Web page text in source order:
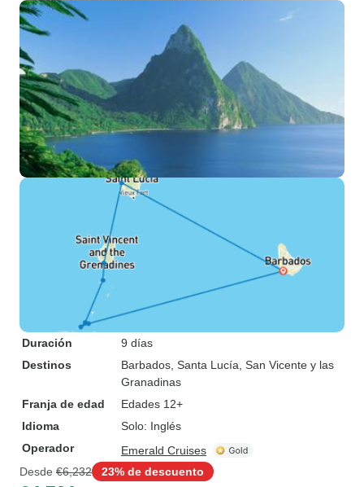
Duración
9 días
Destinos
Barbados , Santa Lucía , San Vicente y las
Granadinas
Franja de edad
Edades 12+
Idioma
Solo: Inglés
Operador
Emerald Cruises
Desde €6,232 23% de descuento